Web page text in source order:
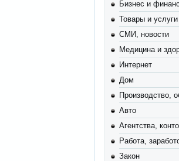
Бизнес и
Товары и услуги
СМИ, новости
Медицина и
Интернет
Дом
Производство,
Авто
Агентства,
Работа,
Закон